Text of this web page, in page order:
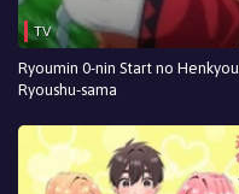
Episodio 4
Episodio 3
Episodio 1
TV
Ryoumin 0-nin Start no Henkyou
Ryoushu-sama